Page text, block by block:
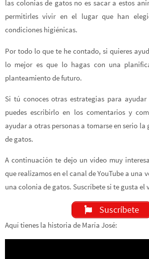
las colonias de gatos no es sacar a estos
permitirles vivir en el lugar que han
condiciones higiénicas.
Por todo lo que te he contado, si quieres
lo mejor es que lo hagas con una
planteamiento de futuro.
Si tú conoces otras estrategias para
puedes escribirlo en los comentarios y
ayudar a otras personas a tomarse en serio
de gatos.
A continuación te dejo un vídeo muy
que realizamos en el canal de YouTube a una
una colonia de gatos. Suscríbete si te gusta el
Suscríbete
Aquí tienes la historia de María José: